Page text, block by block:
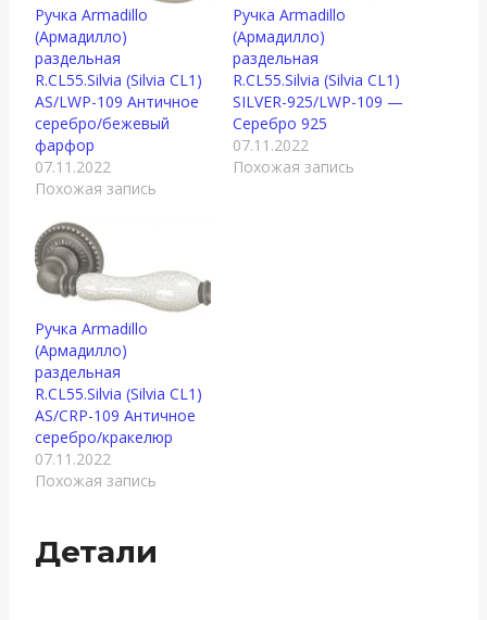
Ручка Armadillo
(Армадилло)
раздельная
R.CL55.Silvia (Silvia CL1)
AS/LWP-109 Античное
серебро/бежевый
фарфор
07.11.2022
Похожая запись
Ручка Armadillo
(Армадилло)
раздельная
R.CL55.Silvia (Silvia CL1)
SILVER-925/LWP-109 —
Серебро 925
07.11.2022
Похожая запись
Ручка Armadillo
(Армадилло)
раздельная
R.CL55.Silvia (Silvia CL1)
AS/СRP-109 Античное
серебро/кракелюр
07.11.2022
Похожая запись
Детали